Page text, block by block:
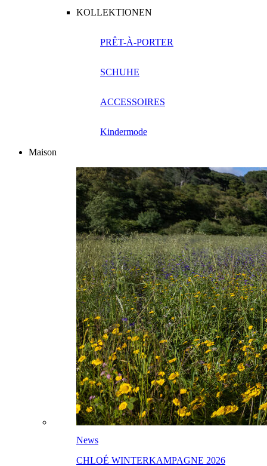
KOLLEKTIONEN
PRÊT-À-PORTER
SCHUHE
ACCESSOIRES
Kindermode
Maison
News
CHLOÉ WINTERKAMPAGNE 2026